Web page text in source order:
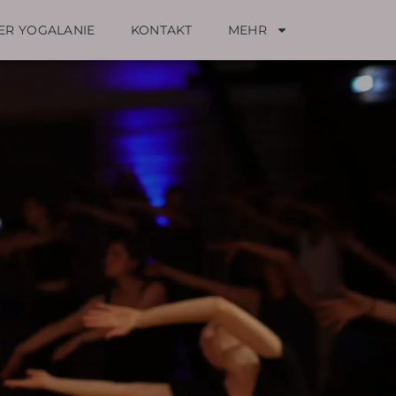
YOGALANIE KONTAKT MEHR